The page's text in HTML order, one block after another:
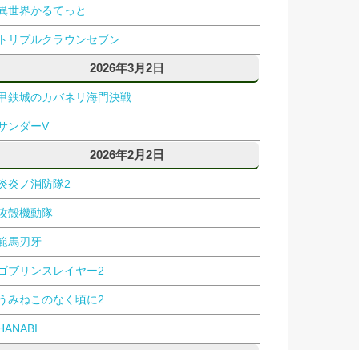
世界かるてっと
リプルクラウンセブン
2026年3月2日
鉄城のカバネリ海門決戦
ンダーV
2026年2月2日
炎ノ消防隊2
殻機動隊
馬刃牙
ブリンスレイヤー2
みねこのなく頃に2